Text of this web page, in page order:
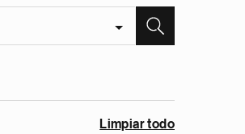
Limpiar todo